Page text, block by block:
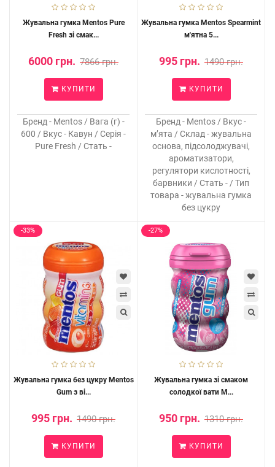
Жувальна гумка Mentos Pure
Fresh зі смак...
6000 грн. 7866 грн.
КУПИТИ
Бренд - Mentos / Вага (г) -
600 / Вкус - Кавун / Серія -
Pure Fresh / Стать -
Жувальна гумка Mentos Spearmint
м'ятна 5...
995 грн. 1490 грн.
КУПИТИ
Бренд - Mentos / Вкус -
м’ята / Склад - жувальна
основа, підсолоджувачі,
ароматизатори,
регулятори кислотності,
барвники / Стать - / Тип
товара - жувальна гумка
без цукру
-33%
Жувальна гумка без цукру Mentos
Gum з ві...
995 грн. 1490 грн.
КУПИТИ
-27%
Жувальна гумка зі смаком
солодкої вати M...
950 грн. 1310 грн.
КУПИТИ